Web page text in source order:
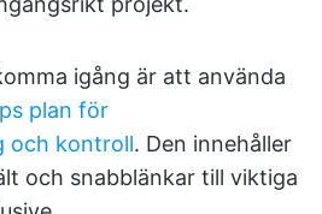
igång är att använda
plan för
och kontroll. Den innehåller
och snabblänkar till viktiga